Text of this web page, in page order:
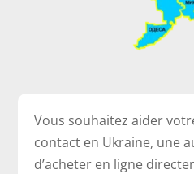
Vous souhaitez aider
contact en Ukraine, une
d’acheter en ligne